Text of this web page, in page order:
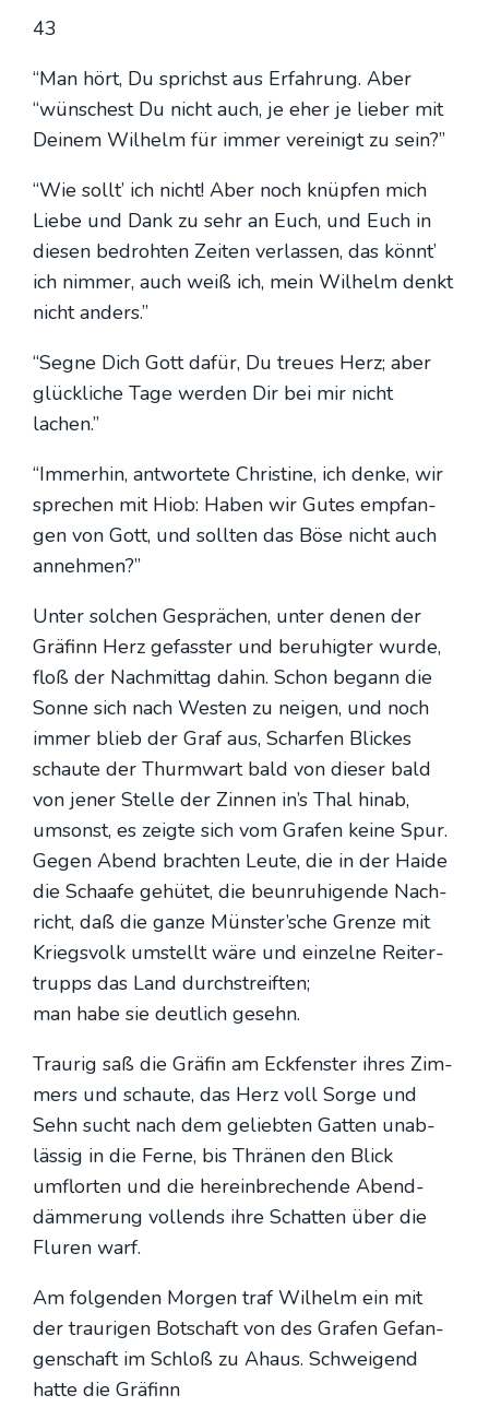
43
“Man hört, Du sprichst aus Erfah­rung. Aber
“wün­schest Du nicht auch, je eher je lie­ber mit
Dei­nem Wil­helm für immer ver­ei­nigt zu sein?”
“Wie sollt’ ich nicht! Aber noch knüp­fen mich
Lie­be und Dank zu sehr an Euch, und Euch in
die­sen bedroh­ten Zei­ten ver­las­sen, das könnt’
ich nim­mer, auch weiß ich, mein Wil­helm denkt
nicht anders.”
“Seg­ne Dich Gott dafür, Du treu­es Herz; aber
glück­li­che Tage wer­den Dir bei mir nicht
lachen.”
“Immer­hin, ant­wor­te­te Chris­ti­ne, ich den­ke, wir
spre­chen mit Hiob: Haben wir Gutes emp­fan­
gen von Gott, und soll­ten das Böse nicht auch
anneh­men?”
Unter sol­chen Gesprä­chen, unter denen der
Grä­finn Herz gefass­ter und beru­hig­ter wur­de,
floß der Nach­mit­tag dahin. Schon begann die
Son­ne sich nach Wes­ten zu nei­gen, und noch
immer blieb der Graf aus, Schar­fen Bli­ckes
schau­te der Thurm­wart bald von die­ser bald
von jener Stel­le der Zin­nen in’s Thal hin­ab,
umsonst, es zeig­te sich vom Gra­fen kei­ne Spur.
Gegen Abend brach­ten Leu­te, die in der Hai­de
die Schaa­fe gehü­tet, die beun­ru­hi­gen­de Nach­
richt, daß die gan­ze Münster’sche Gren­ze mit
Kriegs­volk umstellt wäre und ein­zel­ne Rei­ter­
trupps das Land durch­streif­ten;
man habe sie deut­lich gesehn.
Trau­rig saß die Grä­fin am Eck­fens­ter ihres Zim­
mers und schau­te, das Herz voll Sor­ge und
Sehn sucht nach dem gelieb­ten Gat­ten unab­
läs­sig in die Fer­ne, bis Thrä­nen den Blick
umflor­ten und die her­ein­bre­chen­de Abend­
däm­me­rung voll­ends ihre Schat­ten über die
Flu­ren warf.
Am fol­gen­den Mor­gen traf Wil­helm ein mit
der trau­ri­gen Bot­schaft von des Gra­fen Gefan­
gen­schaft im Schloß zu Ahaus. Schwei­gend
hat­te die Grä­finn